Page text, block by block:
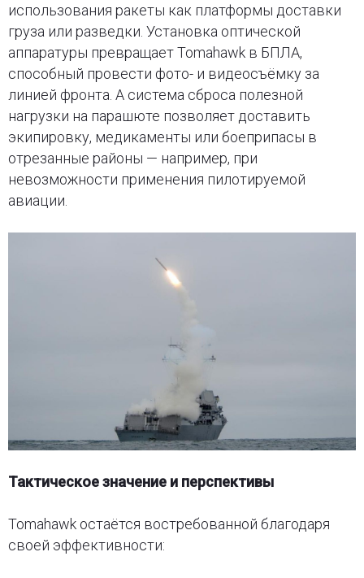
использования ракеты как платформы доставки
груза или разведки. Установка оптической
аппаратуры превращает Tomahawk в БПЛА,
способный провести фото- и видеосъёмку за
линией фронта. А система сброса полезной
нагрузки на парашюте позволяет доставить
экипировку, медикаменты или боеприпасы в
отрезанные районы — например, при
невозможности применения пилотируемой
авиации.
Тактическое значение и перспективы
Tomahawk остаётся востребованной благодаря
своей эффективности: